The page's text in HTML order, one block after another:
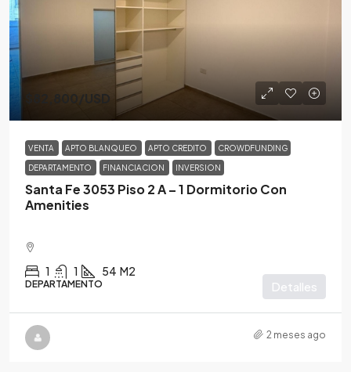
$82,800/USD
VENTA APTO BLANQUEO APTO CREDITO CROWDFUNDING
DEPARTAMENTO FINANCIACION INVERSION
Santa Fe 3053 Piso 2 A – 1 Dormitorio Con
Amenities
1 1 54 M2
DEPARTAMENTO Detalles
2 meses ago